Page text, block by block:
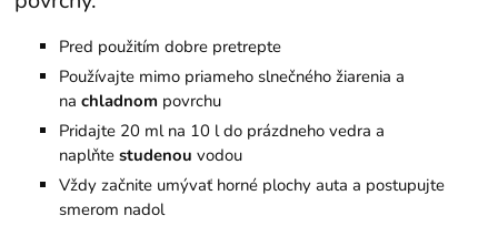
Pred použitím dobre pretrepte
Používajte mimo priameho slnečného žiarenia a
nachladnom povrchu
Pridajte 20 ml na 10 l do prázdneho vedra a
naplňtestudenou vodou
Vždy začnite umývať horné plochy auta a postupujte
smerom nadol